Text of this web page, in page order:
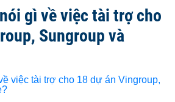
gì về việc tài trợ cho
Sungroup và